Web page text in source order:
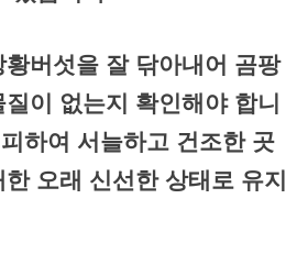
버섯을 잘 닦아내어 곰팡
이 없는지 확인해야 합니
하여 서늘하고 건조한 곳
오래 신선한 상태로 유지